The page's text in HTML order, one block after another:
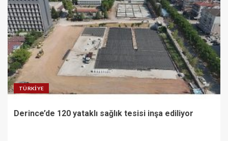
TÜRKIYE
Derince’de 120 yataklı sağlık tesisi inşa ediliyor